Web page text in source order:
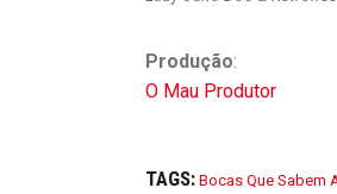
Produção:
O Mau Produtor
TAGS: Bocas Que Sabem